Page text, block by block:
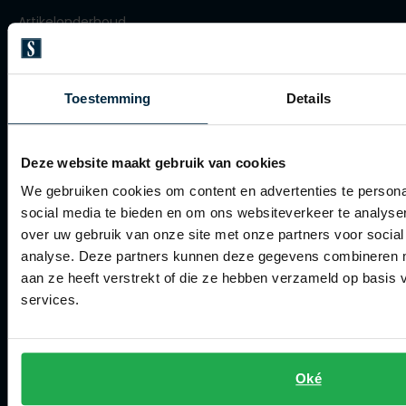
Toestemming Details
Deze website maakt gebruik van cookies
We gebruiken cookies om content en advertenties te
social media te bieden en om ons websiteverkeer te
over uw gebruik van onze site met onze partners voor
analyse. Deze partners kunnen deze gegevens combineren
aan ze heeft verstrekt of die ze hebben verzameld op basis
services.
Oké
Olymp
People of Shibuya
Pierre Cardin
Polo Ralph Lauren
Portofino
Profuomo
Replay
Artikelonderhoud
Winkel
Contact webshop
Spierings Herenmode
Over Spierings
Collecties herenkleding
Trouwpakken